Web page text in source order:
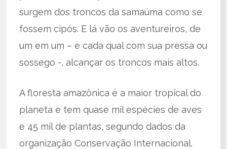
surgem dos troncos da samaúma como se
fossem cipós. E lá vão os aventureiros, de
um em um – e cada qual com sua pressa ou
sossego -, alcançar os troncos mais altos.
A floresta amazônica é a maior tropical do
planeta e tem quase mil espécies de aves
e 45 mil de plantas, segundo dados da
organização Conservação Internacional.